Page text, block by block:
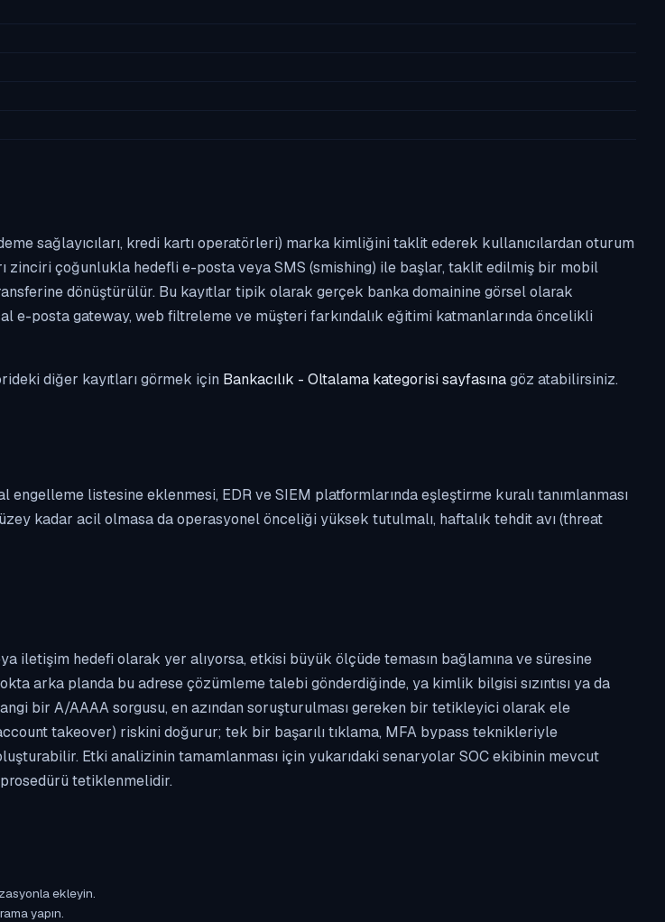
sağlayıcıları, kredi kartı operatörleri) marka kimliğini taklit ederek kullanıcılardan oturum
zinciri çoğunlukla hedefli e-posta veya SMS (smishing) ile başlar, taklit edilmiş bir mobil
dönüştürülür. Bu kayıtlar tipik olarak gerçek banka domainine görsel olarak
e-posta gateway, web filtreleme ve müşteri farkındalık eğitimi katmanlarında öncelikli
diğer kayıtları görmek için Bankacılık - Oltalama kategorisi sayfasınagöz atabilirsiniz.
listesine eklenmesi, EDR ve SIEM platformlarında eşleştirme kuralı tanımlanması
kadar acil olmasa da operasyonel önceliği yüksek tutulmalı, haftalık tehdit avı (threat
iletişim hedefi olarak yer alıyorsa, etkisi büyük ölçüde temasın bağlamına ve süresine
arka planda bu adrese çözümleme talebi gönderdiğinde, ya kimlik bilgisi sızıntısı ya da
bir A/AAAA sorgusu, en azından soruşturulması gereken bir tetikleyici olarak ele
takeover) riskini doğurur; tek bir başarılı tıklama, MFA bypass teknikleriyle
Etki analizinin tamamlanması için yukarıdaki senaryolar SOC ekibinin mevcut
tetiklenmelidir.
ekleyin.
yapın.